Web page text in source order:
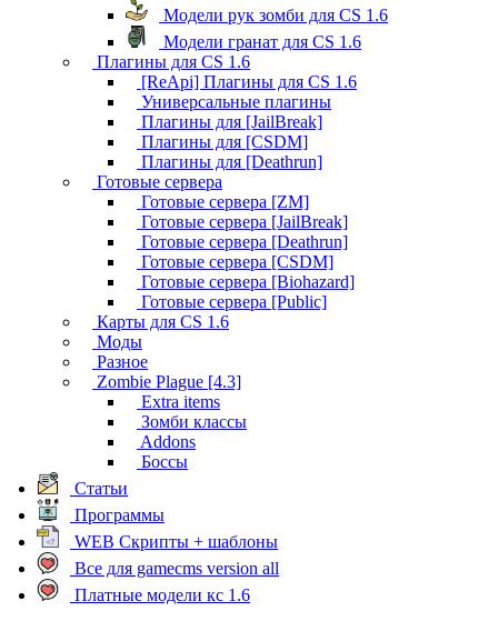
Модели рук зомби для CS 1.6
Модели гранат для CS 1.6
Плагины для CS 1.6
[ReApi] Плагины для CS 1.6
Универсальные плагины
Плагины для [JailBreak]
Плагины для [CSDM]
Плагины для [Deathrun]
Готовые сервера
Готовые сервера [ZM]
Готовые сервера [JailBreak]
Готовые сервера [Deathrun]
Готовые сервера [CSDM]
Готовые сервера [Biohazard]
Готовые сервера [Public]
Карты для CS 1.6
Моды
Разное
Zombie Plague [4.3]
Extra items
Зомби классы
Addons
Боссы
Статьи
Программы
WEB Скрипты + шаблоны
Все для gamecms version all
Платные модели кс 1.6